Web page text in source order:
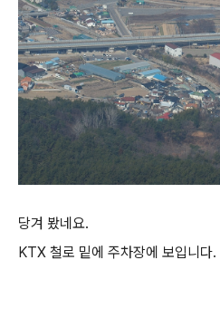
당겨 봤네요.
KTX 철로 밑에 주차장에 보입니다.